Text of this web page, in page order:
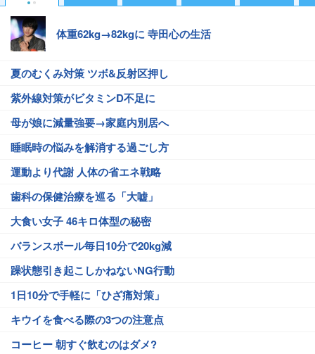
体重62kg→82kgに 寺田心の生活
夏のむくみ対策 ツボ&反射区押し
紫外線対策がビタミンD不足に
母が娘に減量強要→家庭内別居へ
睡眠時の悩みを解消する過ごし方
運動より代謝 人体の省エネ戦略
歯科の保健治療を巡る「大嘘」
大食い女子 46キロ体型の秘密
バランスボール毎日10分で20kg減
躁状態引き起こしかねないNG行動
1日10分で手軽に「ひざ痛対策」
キウイを食べる際の3つの注意点
コーヒー 朝すぐ飲むのはダメ?